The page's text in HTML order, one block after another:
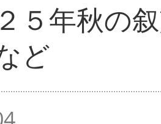
５年秋の
ど